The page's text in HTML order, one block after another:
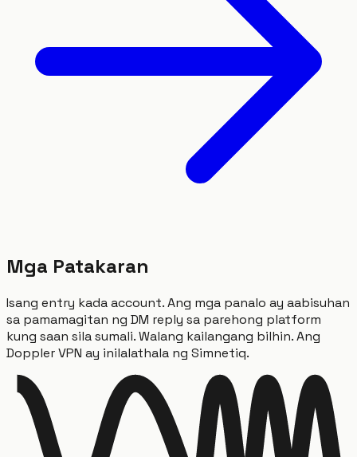
Mga Patakaran
Isang entry kada account. Ang mga panalo ay aabisuhan
sa pamamagitan ng DM reply sa parehong platform
kung saan sila sumali. Walang kailangang bilhin. Ang
Doppler VPN ay inilalathala ng Simnetiq.